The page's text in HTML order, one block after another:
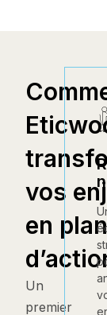
vos
en
Un
premier